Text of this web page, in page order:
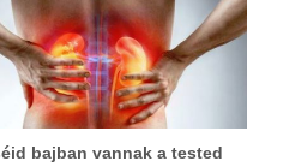
bajban vannak a tested